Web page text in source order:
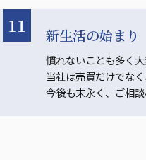
11 新生活の始まり
慣れないことも多く
当社は売買だけでな
今後も末永く、ご相